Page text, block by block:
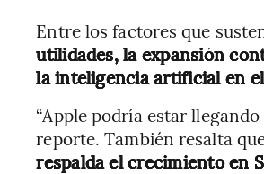
Entre los factores que
utilidades, la expansión
la inteligencia artificial en
“Apple podría estar
reporte. También resalta
respalda el crecimiento en